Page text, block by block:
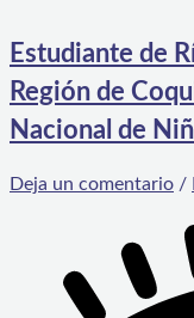
Estudiante de
Región de
Nacional de
Deja un comentario /